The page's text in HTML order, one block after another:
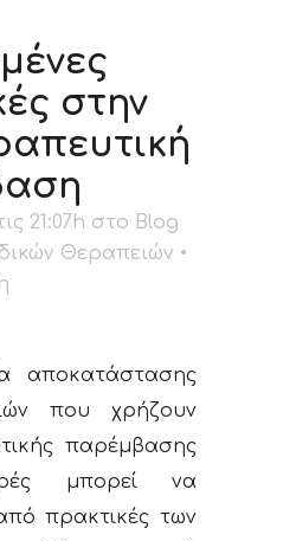
στην
21:07h στο Blog
Θεραπειών •
αποκατάστασης
που χρήζουν
παρέμβασης
μπορεί να
πρακτικές των